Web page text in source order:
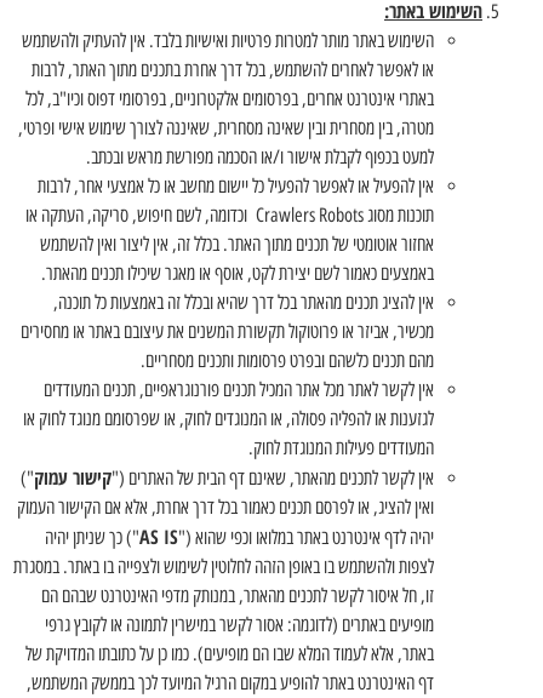
השימוש באתר:
השימוש באתר מותר למטרות פרטיות ואישיות בלבד. אין להעתיק ולהשתמש
או לאפשר לאחרים להשתמש, בכל דרך אחרת בתכנים מתוך האתר, לרבות
באתרי אינטרנט אחרים, בפרסומים אלקטרוניים, בפרסומי דפוס וכיו"ב, לכל
מטרה, בין מסחרית ובין שאינה מסחרית, שאיננה לצורך שימוש אישי ופרטי,
למעט בכפוף לקבלת אישור ו/או הסכמה מפורשת מראש ובכתב.
אין להפעיל או לאפשר להפעיל כל יישום מחשב או כל אמצעי אחר, לרבות
תוכנות מסוג Crawlers Robots וכדומה, לשם חיפוש, סריקה, העתקה או
אחזור אוטומטי של תכנים מתוך האתר. בכלל זה, אין ליצור ואין להשתמש
באמצעים כאמור לשם יצירת לקט, אוסף או מאגר שיכילו תכנים מהאתר.
אין להציג תכנים מהאתר בכל דרך שהיא ובכלל זה באמצעות כל תוכנה,
מכשיר, אביזר או פרוטוקול תקשורת המשנים את עיצובם באתר או מחסירים
מהם תכנים כלשהם ובפרט פרסומות ותכנים מסחריים.
אין לקשר לאתר מכל אתר המכיל תכנים פורנוגראפיים, תכנים המעודדים
לגזענות או להפליה פסולה, או המנוגדים לחוק, או שפרסומם מנוגד לחוק או
המעודדים פעילות המנוגדת לחוק.
אין לקשר לתכנים מהאתר, שאינם דף הבית של האתרים ("קישור עמוק")
ואין להציג, או לפרסם תכנים כאמור בכל דרך אחרת, אלא אם הקישור העמוק
יהיה לדף אינטרנט באתר במלואו וכפי שהוא ("AS IS") כך שניתן יהיה
לצפות ולהשתמש בו באופן הזהה לחלוטין לשימוש ולצפייה בו באתר. במסגרת
זו, חל איסור לקשר לתכנים מהאתר, במנותק מדפי האינטרנט שבהם הם
מופיעים באתרים (לדוגמה: אסור לקשר במישרין לתמונה או לקובץ גרפי
באתר, אלא לעמוד המלא שבו הם מופיעים). כמו כן על כתובתו המדויקת של
דף האינטרנט באתר להופיע במקום הרגיל המיועד לכך בממשק המשתמש,